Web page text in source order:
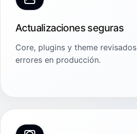
Actualizaciones seguras
Core, plugins y theme
errores en producción.